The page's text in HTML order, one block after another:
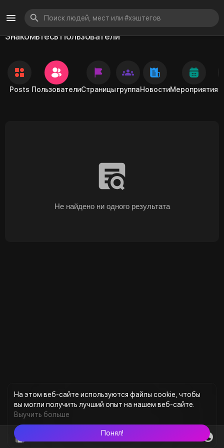
На этом веб-сайте используются файлы cookie, чтобы
вы могли получить лучший опыт на нашем веб-сайте.
Выучить больше
Понял!
Знакомьтесь Пользователи
Posts ПользователиСтраницыгруппаНовостиМероприятия
Не найдено ни одного результата